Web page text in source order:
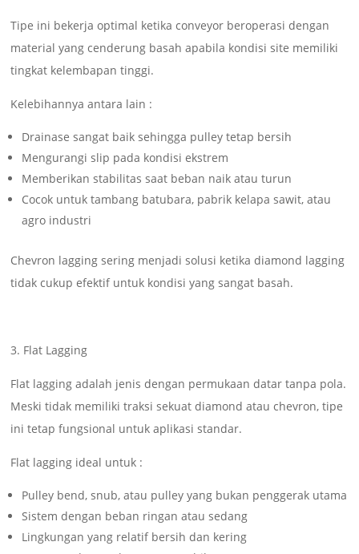
Tipe ini bekerja optimal ketika conveyor beroperasi dengan
material yang cenderung basah apabila kondisi site memiliki
tingkat kelembapan tinggi.
Kelebihannya antara lain :
Drainase sangat baik sehingga pulley tetap bersih
Mengurangi slip pada kondisi ekstrem
Memberikan stabilitas saat beban naik atau turun
Cocok untuk tambang batubara, pabrik kelapa sawit, atau
agro industri
Chevron lagging sering menjadi solusi ketika diamond lagging
tidak cukup efektif untuk kondisi yang sangat basah.
3. Flat Lagging
Flat lagging adalah jenis dengan permukaan datar tanpa pola.
Meski tidak memiliki traksi sekuat diamond atau chevron, tipe
ini tetap fungsional untuk aplikasi standar.
Flat lagging ideal untuk :
Pulley bend, snub, atau pulley yang bukan penggerak utama
Sistem dengan beban ringan atau sedang
Lingkungan yang relatif bersih dan kering